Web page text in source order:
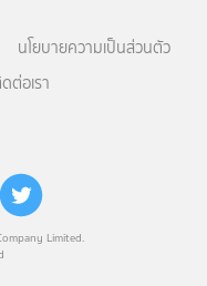
Limited.
นโยบายความเป็นส่วนตัว
ต่อเรา